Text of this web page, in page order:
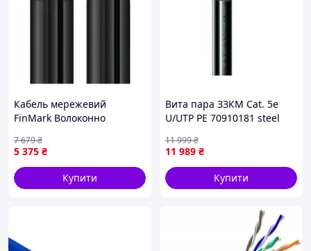
Кабель мережевий
FinMark Волоконно
1км=1бхт (009296 /
FTTH002-SM-18/Flex)
5 375 ₴
7 679₴
Купити
Вита пара ЗЗКМ Cat. 5e
U/UTP РЕ 70910181 steel
305м
11 989 ₴
11 999₴
Купити